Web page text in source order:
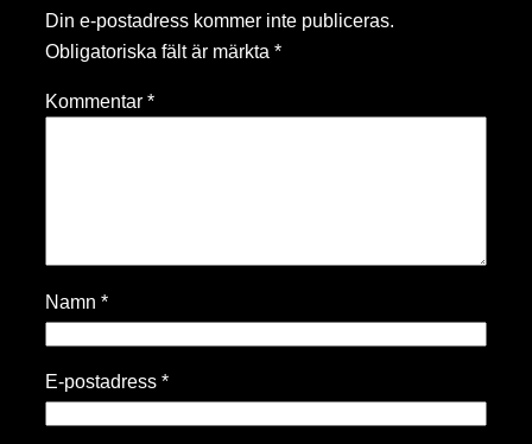
Din e-postadress kommer inte publiceras.
Obligatoriska fält är märkta *
Kommentar *
Namn *
E-postadress *